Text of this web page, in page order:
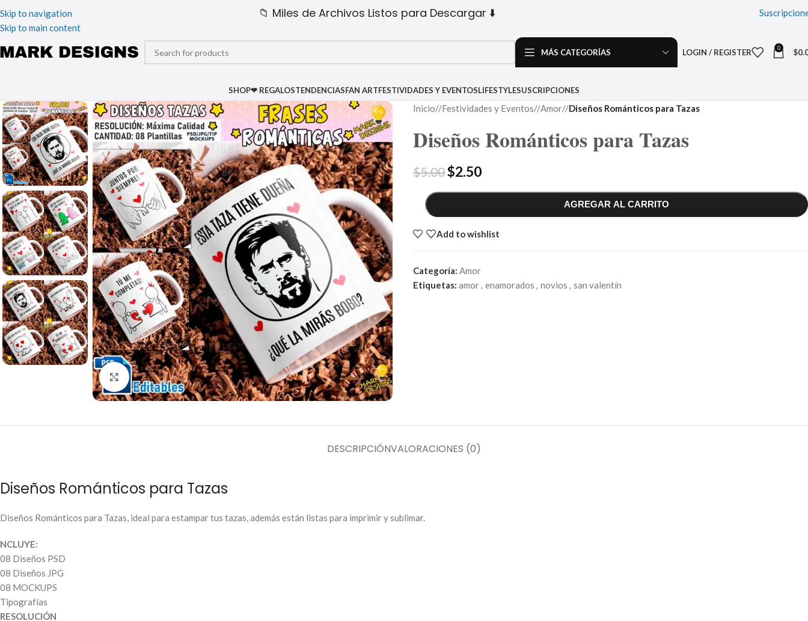
Skip to navigation
Skip to main content
📁 Miles de Archivos Listos para Descargar ⬇️
MÁS CATEGORÍAS LOGIN / REGISTER 0 $
SHOP❤ REGALOSTENDENCIASFAN ARTFESTIVIDADES Y EVENTOSLIFESTYLESUSCRIPCIONES
Click to enlarge
Inicio/ Festividades y Eventos/ Amor/ Diseños Románticos para Tazas
Diseños Románticos para Tazas
$5.00$2.50
AGREGAR AL CARRITO
Add to wishlist
Categoría: Amor
Etiquetas: amor, enamorados , novios , san valentín
DESCRIPCIÓNVALORACIONES (0)
Diseños Románticos para Tazas
Diseños Románticos para Tazas, ideal para estampar tus tazas, además están listas para imprimir y sublimar.
NCLUYE:
08 Diseños PSD
08 Diseños JPG
08 MOCKUPS
Tipografías
RESOLUCIÓN